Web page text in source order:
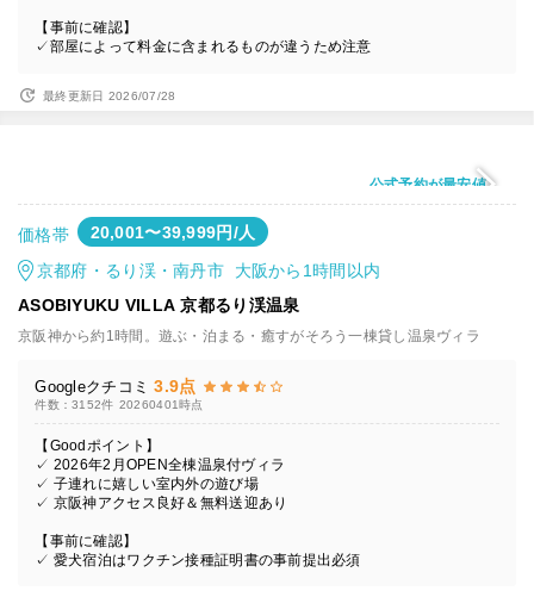
【事前に確認】
✓部屋によって料金に含まれるものが違うため注意
最終更新日 2026/07/28
公式予約が最安値
価格帯 20,001〜39,999円/人
京都府・るり渓・南丹市 大阪から1時間以内
ASOBIYUKU VILLA 京都るり渓温泉
京阪神から約1時間。遊ぶ・泊まる・癒すがそろう一棟貸し温泉ヴィラ
Googleクチコミ 3.9点
件数：3152件 20260401時点
【Goodポイント】
✓ 2026年2月OPEN全棟温泉付ヴィラ
✓ 子連れに嬉しい室内外の遊び場
✓ 京阪神アクセス良好＆無料送迎あり
【事前に確認】
✓ 愛犬宿泊はワクチン接種証明書の事前提出必須